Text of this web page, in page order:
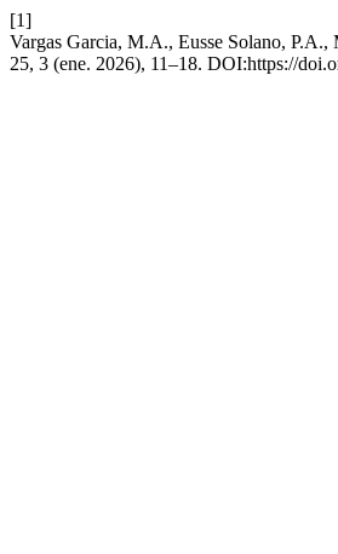
[1]
Vargas Garcia, M.A., Eusse Solano,
25, 3 (ene. 2026), 11–18. DOI:https://